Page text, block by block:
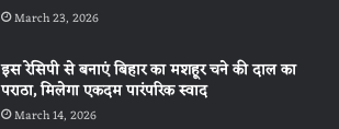
March 23, 2026
इस रेसिपी से बनाएं बिहार का मशहूर चने की दाल का
पराठा, मिलेगा एकदम पारंपरिक स्वाद
March 14, 2026